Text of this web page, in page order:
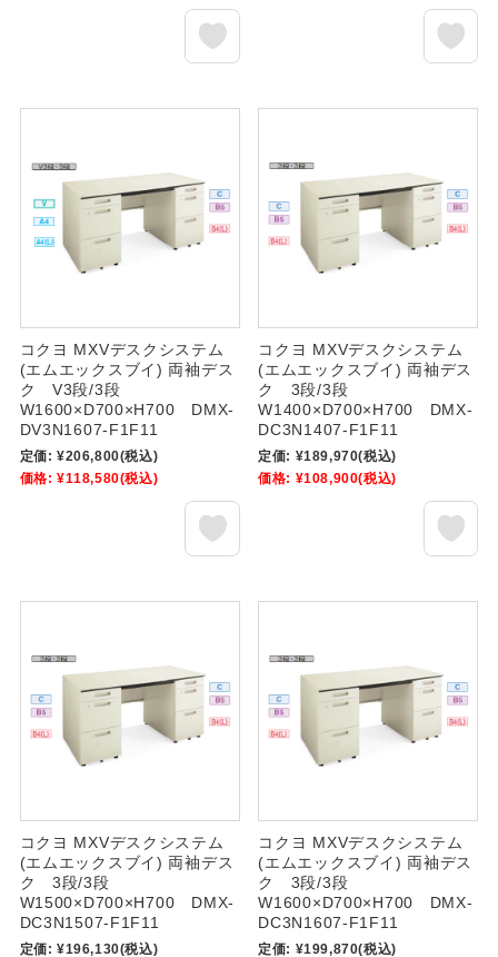
コクヨ MXVデスクシステム
(エムエックスブイ) 両袖デス
ク V3段/3段
W1600×D700×H700 DMX-
DV3N1607-F1F11
定価: ¥206,800(税込)
価格: ¥118,580(税込)
コクヨ MXVデスクシステム
(エムエックスブイ) 両袖デス
ク 3段/3段
W1400×D700×H700 DMX-
DC3N1407-F1F11
定価: ¥189,970(税込)
価格: ¥108,900(税込)
コクヨ MXVデスクシステム
(エムエックスブイ) 両袖デス
ク 3段/3段
W1500×D700×H700 DMX-
DC3N1507-F1F11
定価: ¥196,130(税込)
コクヨ MXVデスクシステム
(エムエックスブイ) 両袖デス
ク 3段/3段
W1600×D700×H700 DMX-
DC3N1607-F1F11
定価: ¥199,870(税込)